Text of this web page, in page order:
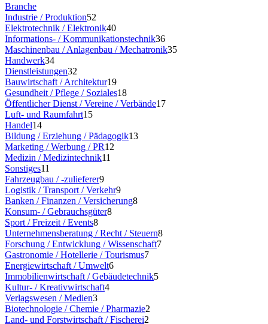
Branche
Industrie / Produktion52
Elektrotechnik / Elektronik40
Informations- / Kommunikationstechnik36
Maschinenbau / Anlagenbau / Mechatronik35
Handwerk34
Dienstleistungen32
Bauwirtschaft / Architektur19
Gesundheit / Pflege / Soziales18
Öffentlicher Dienst / Vereine / Verbände17
Luft- und Raumfahrt15
Handel14
Bildung / Erziehung / Pädagogik13
Marketing / Werbung / PR12
Medizin / Medizintechnik11
Sonstiges11
Fahrzeugbau / -zulieferer9
Logistik / Transport / Verkehr9
Banken / Finanzen / Versicherung8
Konsum- / Gebrauchsgüter8
Sport / Freizeit / Events8
Unternehmensberatung / Recht / Steuern8
Forschung / Entwicklung / Wissenschaft7
Gastronomie / Hotellerie / Tourismus7
Energiewirtschaft / Umwelt6
Immobilienwirtschaft / Gebäudetechnik5
Kultur- / Kreativwirtschaft4
Verlagswesen / Medien3
Biotechnologie / Chemie / Pharmazie2
Land- und Forstwirtschaft / Fischerei2